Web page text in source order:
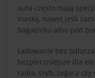
auta często mają
maską, nawet jeśli
bagażniku albo pod
Ładowanie bez
bezpieczniejsze dla
radia, szyb, zegara